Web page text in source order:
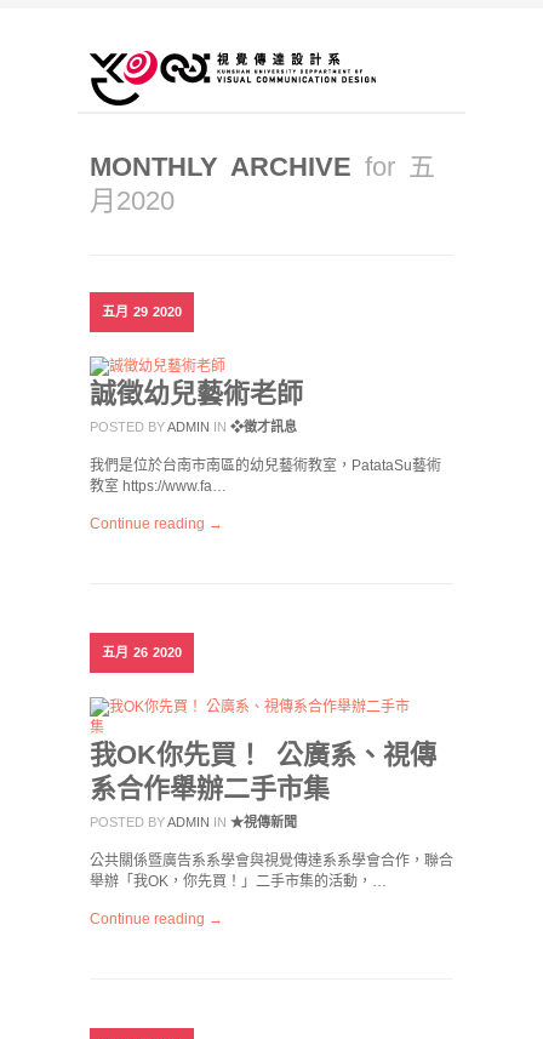
MONTHLY ARCHIVE for 五
月2020
五月 29 2020
誠徵幼兒藝術老師
POSTED BYADMIN IN ❖徵才訊息
我們是位於台南市南區的幼兒藝術教室，PatataSu藝術
教室 https://www.fa…
Continue reading →
五月 26 2020
我OK你先買！ 公廣系、視傳
系合作舉辦二手市集
POSTED BYADMIN IN ★視傳新聞
公共關係暨廣告系系學會與視覺傳達系系學會合作，聯合
舉辦「我OK，你先買！」二手市集的活動，…
Continue reading →